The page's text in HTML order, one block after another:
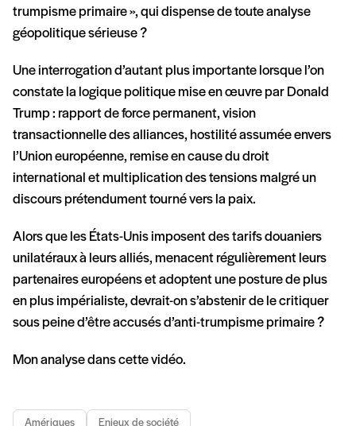
trumpisme primaire », qui dispense de toute analyse
géopolitique sérieuse ?
Une interrogation d’autant plus importante lorsque l’on
constate la logique politique mise en œuvre par Donald
Trump : rapport de force permanent, vision
transactionnelle des alliances, hostilité assumée envers
l’Union européenne, remise en cause du droit
international et multiplication des tensions malgré un
discours prétendument tourné vers la paix.
Alors que les États-Unis imposent des tarifs douaniers
unilatéraux à leurs alliés, menacent régulièrement leurs
partenaires européens et adoptent une posture de plus
en plus impérialiste, devrait-on s’abstenir de le critiquer
sous peine d’être accusés d’anti-trumpisme primaire ?
Mon analyse dans cette vidéo.
Amériques Enjeux de société